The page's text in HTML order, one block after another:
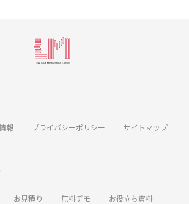
報 プライバシーポリシー サイトマップ
お見積り 無料デモ
お役立ち資料